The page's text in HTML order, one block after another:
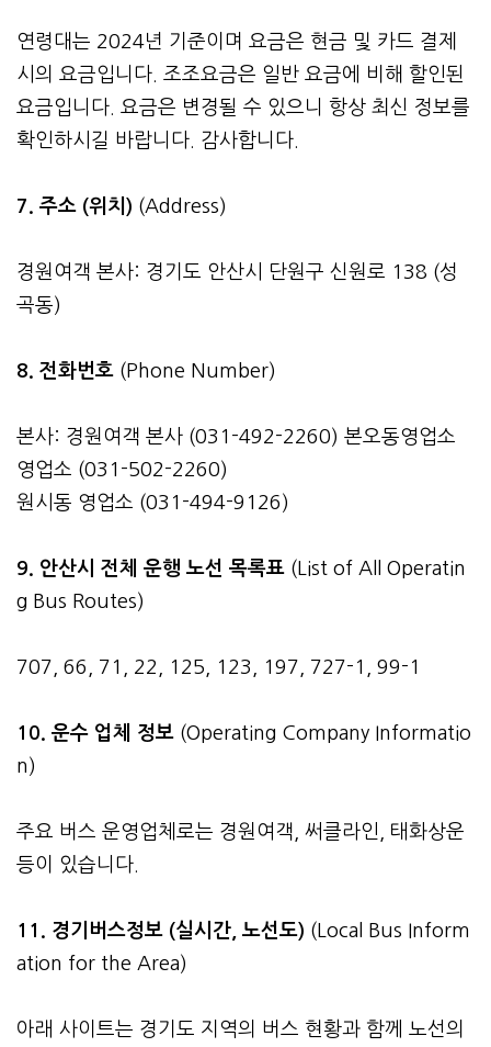
연령대는 2024년 기준이며 요금은 현금 및 카드 결제
시의 요금입니다. 조조요금은 일반 요금에 비해 할인된
요금입니다. 요금은 변경될 수 있으니 항상 최신 정보를
확인하시길 바랍니다. 감사합니다.
7. 주소 (위치) (Address)
경원여객 본사: 경기도 안산시 단원구 신원로 138 (성
곡동)
8. 전화번호 (Phone Number)
본사: 경원여객 본사 (031-492-2260) 본오동영업소
영업소 (031-502-2260)
원시동 영업소 (031-494-9126)
9. 안산시 전체 운행 노선 목록표 (List of All Operatin
g Bus Routes)
707, 66, 71, 22, 125, 123, 197, 727-1, 99-1
10. 운수 업체 정보 (Operating Company Informatio
n)
주요 버스 운영업체로는 경원여객, 써클라인, 태화상운
등이 있습니다.
11. 경기버스정보 (실시간, 노선도) (Local Bus Inform
ation for the Area)
아래 사이트는 경기도 지역의 버스 현황과 함께 노선의